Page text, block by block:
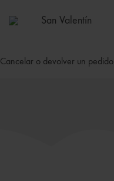
San Valentín
Cancelar o devolver un pedido